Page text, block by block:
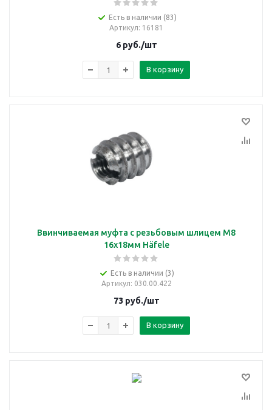
Есть в наличии (83)
Артикул: 16181
6руб./шт
В корзину
Ввинчиваемая муфта с резьбовым шлицем М8
16х18мм Häfele
Есть в наличии (3)
Артикул: 030.00.422
73 руб./шт
В корзину